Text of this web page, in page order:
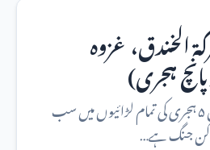
الخندق، غزوہ
ہجری)
غزوہ خندق یا معركة الخندق ۵ ہجری کی تمام لڑائیوں میں سب
کن جنگ ہے…